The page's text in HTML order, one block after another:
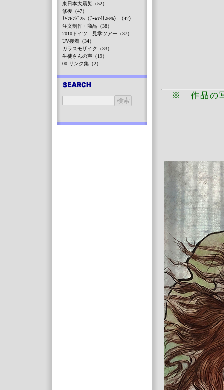
※ 作品の写
東日本大震災（52）
修復（47）
ﾁｬﾝﾚﾝｼﾞ25（ﾁｰﾑﾏｲﾅｽ6%）（42）
注文制作・商品（38）
2010ドイツ 見学ツアー（37）
UV接着（34）
ガラスモザイク（33）
生徒さんの声（19）
00-リンク集（2）